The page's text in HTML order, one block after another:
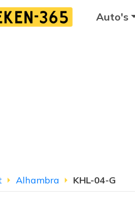
Auto's
Alhambra KHL-04-G